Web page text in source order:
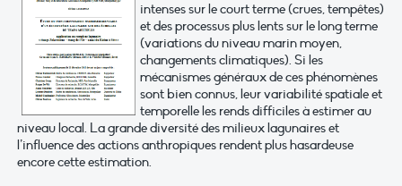
intenses sur le court terme (crues, tempêtes)
et des processus plus lents sur le long terme
(variations du niveau marin moyen,
changements climatiques). Si les
mécanismes généraux de ces phénomènes
sont bien connus, leur variabilité spatiale et
temporelle les rends difficiles à estimer au
niveau local. La grande diversité des milieux lagunaires et
l’influence des actions anthropiques rendent plus hasardeuse
encore cette estimation.